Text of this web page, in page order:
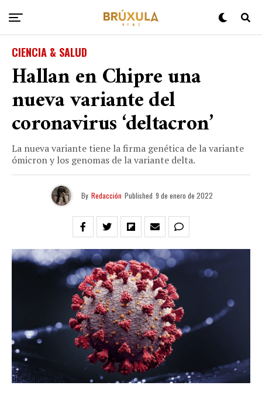
CIENCIA & SALUD
Hallan en Chipre una
nueva variante del
coronavirus ‘deltacron’
La nueva variante tiene la firma genética de la variante
ómicron y los genomas de la variante delta.
By Redacción Published 9 de enero de 2022